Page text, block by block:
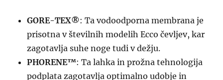
GORE-TEX®: Ta vodoodporna membrana je
prisotna v številnih modelih Ecco čevljev, kar
zagotavlja suhe noge tudi v dežju.
PHORENE™: Ta lahka in prožna tehnologija
podplata zagotavlja optimalno udobje in